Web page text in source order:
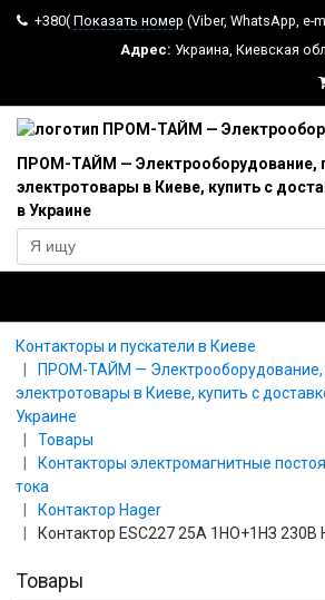
+380( Показать номер (Viber, WhatsApp, e-
Адрес: Украина, Киевская
ПРОМ-ТАЙМ — Электрооборудование,
электротовары в Киеве, купить с
в Украине
Контакторы и пускатели в Киеве
ПРОМ-ТАЙМ — Электрооборудование,
электротовары в Киеве, купить с
Украине
Товары
Контакторы электромагнитные
тока
Контактор Hager
Контактор ESC227 25А 1НО+1НЗ 230В
Товары